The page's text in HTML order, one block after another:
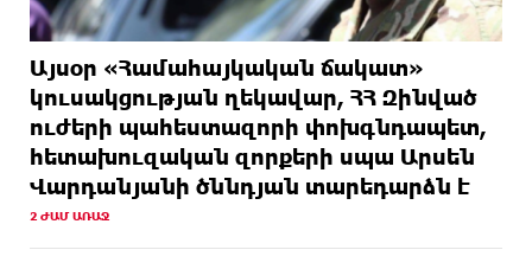
Այսօր «Համահայկական ճակատ»
կուսակցության ղեկավար, ՀՀ Զինված
ուժերի պահեստազորի փոխգնդապետ,
հետախուզական զորքերի սպա Արսեն
Վարդանյանի ծննդյան տարեդարձն է
2 ԺԱՄ ԱՌԱՋ